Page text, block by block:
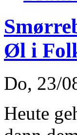
Øl i
Do, 23/
Heute